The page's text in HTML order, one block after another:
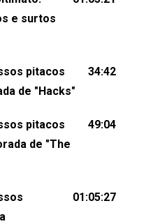
nos fez pensar (e rir)
pode participar
outra coisa,
redes sociais ou
e também redes
Instagram: ⁠⁠⁠⁠@lesbout_br⁠⁠⁠⁠
de Bruna Fentanes
FlorêncioEdição de
e surtos
pitacos
de "Hacks"
34:42
pitacos
de "The
49:04
01:05:27